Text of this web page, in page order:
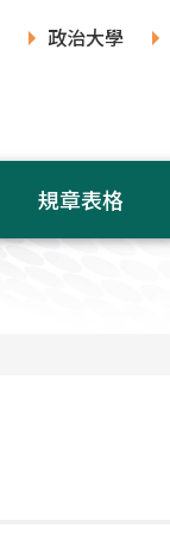
政治大學
規章表格